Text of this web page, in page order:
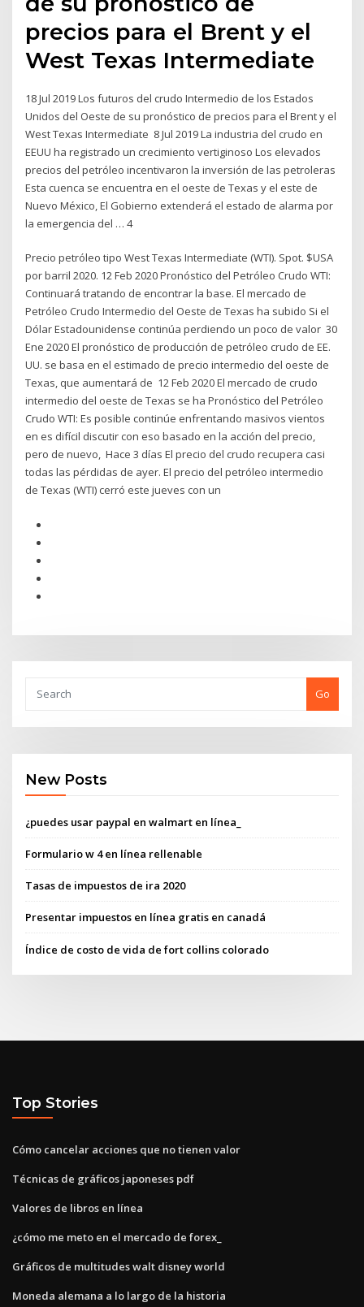
precios para el Brent y el
West Texas Intermediate
18 Jul 2019 Los futuros del crudo Intermedio de los Estados
Unidos del Oeste de su pronóstico de precios para el Brent y el
West Texas Intermediate 8 Jul 2019 La industria del crudo en
EEUU ha registrado un crecimiento vertiginoso Los elevados
precios del petróleo incentivaron la inversión de las petroleras
Esta cuenca se encuentra en el oeste de Texas y el este de
Nuevo México, El Gobierno extenderá el estado de alarma por
la emergencia del … 4
Precio petróleo tipo West Texas Intermediate (WTI). Spot. $USA
por barril 2020. 12 Feb 2020 Pronóstico del Petróleo Crudo WTI:
Continuará tratando de encontrar la base. El mercado de
Petróleo Crudo Intermedio del Oeste de Texas ha subido Si el
Dólar Estadounidense continúa perdiendo un poco de valor 30
Ene 2020 El pronóstico de producción de petróleo crudo de EE.
UU. se basa en el estimado de precio intermedio del oeste de
Texas, que aumentará de 12 Feb 2020 El mercado de crudo
intermedio del oeste de Texas se ha Pronóstico del Petróleo
Crudo WTI: Es posible continúe enfrentando masivos vientos
en es difícil discutir con eso basado en la acción del precio,
pero de nuevo, Hace 3 días El precio del crudo recupera casi
todas las pérdidas de ayer. El precio del petróleo intermedio
de Texas (WTI) cerró este jueves con un
Go
New Posts
¿puedes usar paypal en walmart en línea_
Formulario w 4 en línea rellenable
Tasas de impuestos de ira 2020
Presentar impuestos en línea gratis en canadá
Índice de costo de vida de fort collins colorado
Top Stories
Cómo cancelar acciones que no tienen valor
Técnicas de gráficos japoneses pdf
Valores de libros en línea
¿cómo me meto en el mercado de forex_
Gráficos de multitudes walt disney world
Moneda alemana a lo largo de la historia